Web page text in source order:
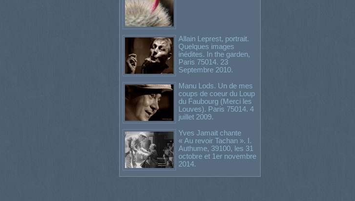
Allain Leprest, portrait.
Quelques images
inédites. In the garden,
Paris 75014. 23
Septembre 2010.
Manu Lods. Un de mes
coups de coeur du Loup
du Faubourg (Merci les
Louves). Paris 75014. 4
juillet 2009.
Yves Jamait chante
« Au revoir Tachan ». I.
Authume, 39100, les 31
octobre et 1er novembre
2014.